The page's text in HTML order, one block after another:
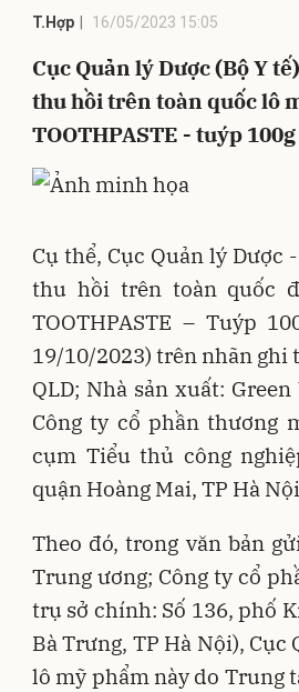
T.Hợp 16/05/2023 15:05
Cục Quản lý Dược (Bộ Y
thu hồi trên toàn quốc lô
TOOTHPASTE - tuýp
Cụ thể, Cục Quản lý
thu hồi trên toàn quốc
TOOTHPASTE – Tuýp
19/10/2023) trên nhãn ghi
QLD; Nhà sản xuất:
Công ty cổ phần thương
cụm Tiểu thủ công
quận Hoàng Mai, TP Hà
Theo đó, trong văn bản
Trung ương; Công ty cổ
trụ sở chính: Số 136, phố
Bà Trưng, TP Hà Nội),
lô mỹ phẩm này do Trung